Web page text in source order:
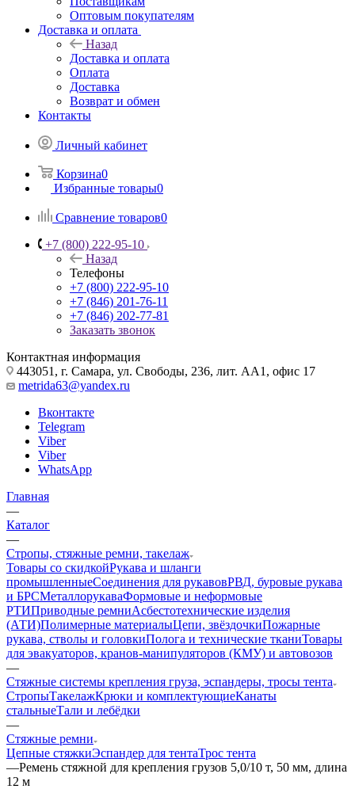
Оптовым покупателям
Доставка и оплата
Назад
Доставка и оплата
Оплата
Доставка
Возврат и обмен
Контакты
Личный кабинет
Корзина0
Избранные товары0
Сравнение товаров0
+7 (800) 222-95-10
Назад
Телефоны
+7 (800) 222-95-10
+7 (846) 201-76-11
+7 (846) 202-77-81
Заказать звонок
Контактная информация
443051, г. Самара, ул. Свободы, 236, лит. АА1, офис 17
metrida63@yandex.ru
Вконтакте
Telegram
Viber
Viber
WhatsApp
Главная
—
Каталог
—
Стропы, стяжные ремни, такелаж
Товары со скидкойРукава и шланги
промышленныеСоединения для рукавовРВД, буровые рукава
и БРСМеталлорукаваФормовые и неформовые
РТИПриводные ремниАсбестотехнические изделия
(АТИ)Полимерные материалыЦепи, звёздочкиПожарные
рукава, стволы и головкиПолога и технические тканиТовары
для эвакуаторов, кранов-манипуляторов (КМУ) и автовозов
—
Стяжные системы крепления груза, эспандеры, тросы тента
СтропыТакелажКрюки и комплектующиеКанаты
стальныеТали и лебёдки
—
Стяжные ремни
Цепные стяжкиЭспандер для тентаТрос тента
—Ремень стяжной для крепления грузов 5,0/10 т, 50 мм, длина
12 м